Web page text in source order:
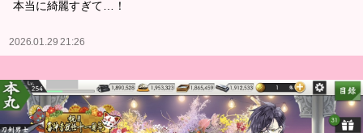
本当に綺麗すぎて…！
2026.01.29 21:26